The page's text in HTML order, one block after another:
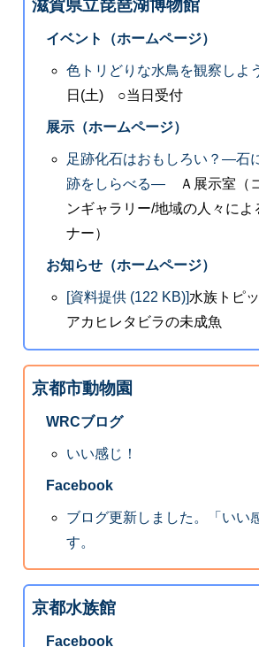
滋賀県立琵琶湖博物館
イベント（ホームページ）
色トリどりな水鳥を観察しよ
日(土) ○当日受付
展示（ホームページ）
足跡化石はおもしろい？―石
跡をしらべる― Ａ展示室（
ンギャラリー/地域の人々によ
ナー）
お知らせ（ホームページ）
[資料提供 (122 KB)]水族トピ
アカヒレタビラの未成魚
京都市動物園
WRCブログ
いい感じ！
Facebook
ブログ更新しました。「いい
す。
京都水族館
Facebook